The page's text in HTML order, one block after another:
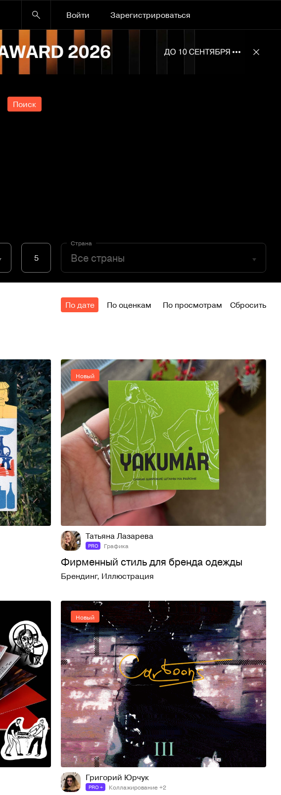
Войти
Зарегистрироваться
Поиск
5
Страна
По дате По оценкам По просмотрам Сбросить
10 31
Новый
Татьяна Лазарева
PRO Графика
Фирменный стиль для бренда одежды
Брендинг, Иллюстрация
13 42
Новый
5 34
Григорий Юрчук
PRO + Коллажирование +2